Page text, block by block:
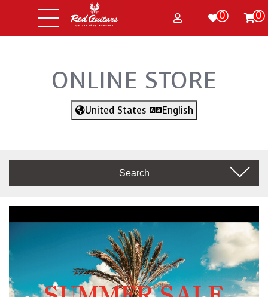
0 0
ONLINE STORE
United States English
Search